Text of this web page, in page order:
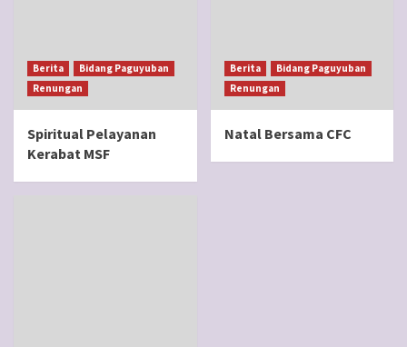
Berita
Bidang Paguyuban
Renungan
Spiritual Pelayanan
Kerabat MSF
Berita
Bidang Paguyuban
Renungan
Natal Bersama CFC